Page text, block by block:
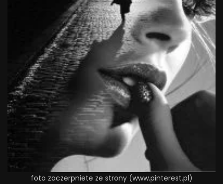
foto zaczerpniete ze strony (www.pinterest.pl)